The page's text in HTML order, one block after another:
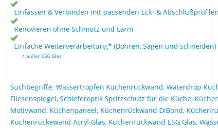
Einfassen & Verbinden mit passenden Eck- &
Renovieren ohne Schmutz und Lärm
Einfache Weiterverarbeitung* (Bohren, Sägen und schneiden)
* außer ESG Glas
Suchbegriffe: Wassertropfen Küchenrückwand, Waterdrop
Fliesenspiegel, Schieferoptik Spritzschutz für die Küche,
Motivwand, Küchenpaneel, Küchenrückwand DiBond,
Küchenrückewand Acryl Glas, Küchenrückwand ESG Glas,